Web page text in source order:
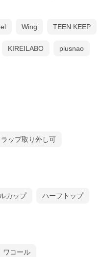
Wing TEEN KEEP
KIREILABO plusnao
ップ取り外し可
カップ ハーフトップ
ワコール